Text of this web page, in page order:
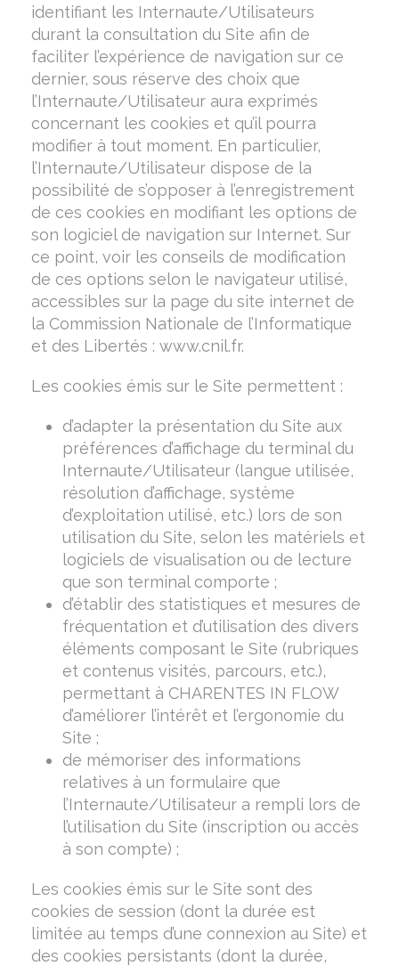
identifiant les Internaute/Utilisateurs
durant la consultation du Site afin de
faciliter l’expérience de navigation sur ce
dernier, sous réserve des choix que
l’Internaute/Utilisateur aura exprimés
concernant les cookies et qu’il pourra
modifier à tout moment. En particulier,
l’Internaute/Utilisateur dispose de la
possibilité de s’opposer à l’enregistrement
de ces cookies en modifiant les options de
son logiciel de navigation sur Internet. Sur
ce point, voir les conseils de modification
de ces options selon le navigateur utilisé,
accessibles sur la page du site internet de
la Commission Nationale de l’Informatique
et des Libertés : www.cnil.fr.
Les cookies émis sur le Site permettent :
d’adapter la présentation du Site aux
préférences d’affichage du terminal du
Internaute/Utilisateur (langue utilisée,
résolution d’affichage, système
d’exploitation utilisé, etc.) lors de son
utilisation du Site, selon les matériels et
logiciels de visualisation ou de lecture
que son terminal comporte ;
d’établir des statistiques et mesures de
fréquentation et d’utilisation des divers
éléments composant le Site (rubriques
et contenus visités, parcours, etc.),
permettant à CHARENTES IN FLOW
d’améliorer l’intérêt et l’ergonomie du
Site ;
de mémoriser des informations
relatives à un formulaire que
l’Internaute/Utilisateur a rempli lors de
l’utilisation du Site (inscription ou accès
à son compte) ;
Les cookies émis sur le Site sont des
cookies de session (dont la durée est
limitée au temps d’une connexion au Site) et
des cookies persistants (dont la durée,